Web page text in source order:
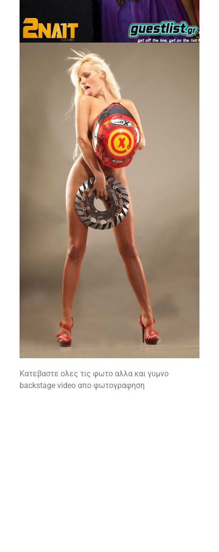
Κατεβαστε ολες τις φωτο αλλα και γυμνο
backstage video απο φωτογραφηση